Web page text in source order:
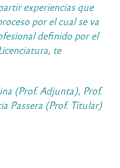
experiencias que
por el cual se va
definido por el
te
(Prof. Adjunta), Prof.
Passera (Prof. Titular)